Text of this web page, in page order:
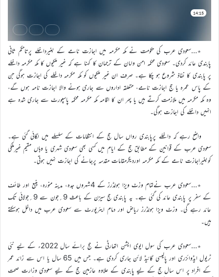
٭…سعودی عرب کی حکومت نے مکہ مکرمہ میں اجازت نامے کے بغیرداخلے پرتاحکم ثانی
پابندی عائد کردی۔ سعودی محکمہ امن وامان کے ترجمان کا کہنا ہے کہ غیر ملکیوں کا مکہ مکرمہ داخلے
پر پابندی کا نفاذ شروع ہو چکا ہے۔ صرف ان غیر ملکیوں کو مکہ مکرمہ داخلے کی اجازت ہوگی جن
کے پاس عمرہ یا حج اجازت نامے، متعلقہ اداروں سے جاری ہونے والا اجازت نامہ ہوں گے،
وہ مکہ مکرمہ میں ملازمت کرتے ہیں یا پھر ان کا اقامہ مکہ مکرمہ محکمہ پاسپورٹ سے جاری شدہ ہے
انہیں داخلے کی اجازت ہوگی۔
واضح رہے کہ داخلے پرپابندی رواں سال حج کے انتظامات کے سلسلے میں لگائی گئی ہے۔
سعودی عرب کے قوانین کے مطابق حج کے ایام میں کسی بھی سعودی شہری یا وہاں مقیم غیرملکی
کوبغیراجازت نامے کے مکہ مکرمہ اوردیگرمقامات مقدسہ پرجانے کی اجازت نہیں ہوتی۔
٭…سعودی عرب نےتمام وزٹ ویزا ہولڈرز کے 4شہروں جدہ، مدینہ منورہ، ینبع اور طائف
کے سفر پر پابندی عائد کی گئی ہے۔ یہ پابندی حج سیزن کے باعث 9؍جون سے 9؍جولائی تک
عائد رہے گی۔ وزٹ ویزا ہولڈرز ریاض اور دمام ایئرپورٹ سے سعودی عرب میں داخل ہوسکتے
ہیں۔
٭…سعودی عرب کی سول ایوی ایشن اتھارٹی نے حج برائے سال 2022ء کے لیے نئی
ٹریول ایڈوائزری اور پالیسی گائیڈ لائن جاری کردی ہے۔ جس میں 65 سال یا اس سے زائد عمر
کے افراد پر اس سال حج کے لیے پابندی کے علاوہ عازمین حج کے لیے سعودی وزارت صحت